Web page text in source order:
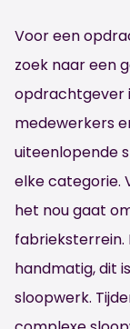
Voor een
zoek naar een
opdrachtgever
medewerkers
uiteenlopende
elke categorie.
het nou gaat
fabrieksterrein.
handmatig, dit
sloopwerk.